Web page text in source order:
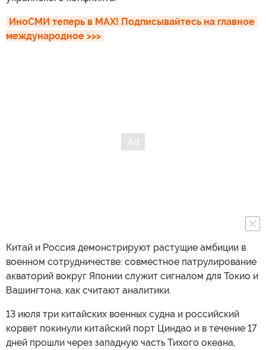
ИноСМИ теперь в MAX! Подписывайтесь на главное
международное >>>
Китай и Россия демонстрируют растущие амбиции в
военном сотрудничестве: совместное патрулирование
акваторий вокруг Японии служит сигналом для Токио и
Вашингтона, как считают аналитики.
13 июля три китайских военных судна и российский
корвет покинули китайский порт Циндао и в течение 17
дней прошли через западную часть Тихого океана,